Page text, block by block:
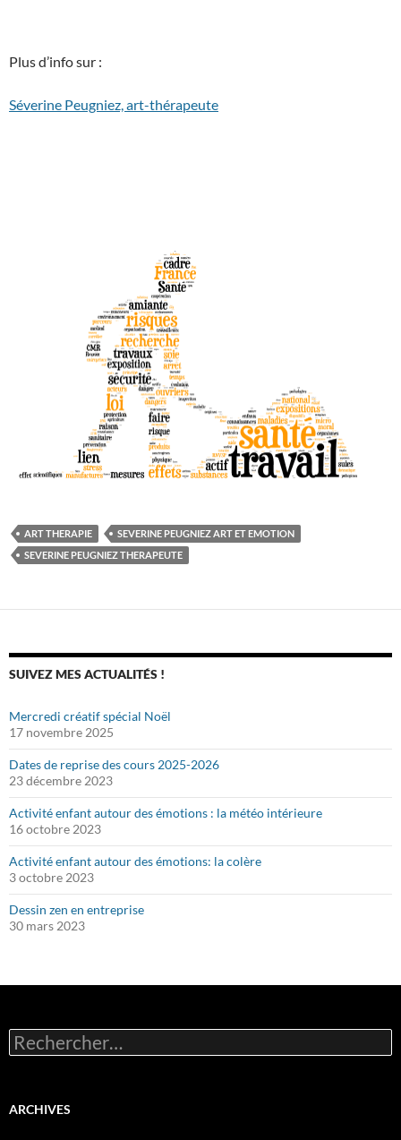
Plus d’info sur :
Séverine Peugniez, art-thérapeute
ART THERAPIE
SEVERINE PEUGNIEZ ART ET EMOTION
SEVERINE PEUGNIEZ THERAPEUTE
SUIVEZ MES ACTUALITÉS !
Mercredi créatif spécial Noël
17 novembre 2025
Dates de reprise des cours 2025-2026
23 décembre 2023
Activité enfant autour des émotions : la météo intérieure
16 octobre 2023
Activité enfant autour des émotions: la colère
3 octobre 2023
Dessin zen en entreprise
30 mars 2023
Rechercher :
ARCHIVES